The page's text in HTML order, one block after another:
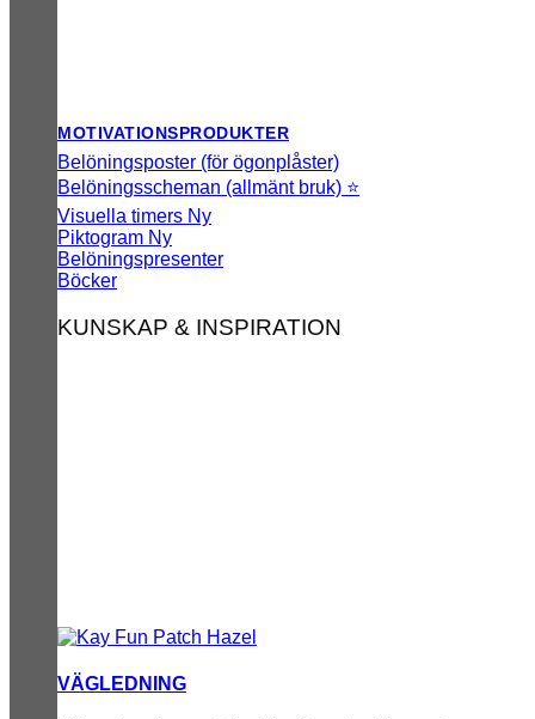
MOTIVATIONSPRODUKTER
Belöningsposter (för ögonplåster)
Belöningsscheman (allmänt bruk) ⭐
Visuella timers
Piktogram
Belöningspresenter
Böcker
KUNSKAP & INSPIRATION
VÄGLEDNING